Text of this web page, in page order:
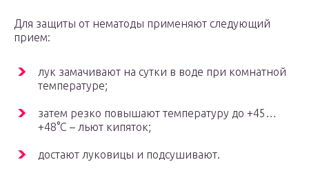
Для защиты от нематоды применяют следующий
прием:
лук замачивают на сутки в воде при комнатной
температуре;
затем резко повышают температуру до +45…
+48°С – льют кипяток;
достают луковицы и подсушивают.